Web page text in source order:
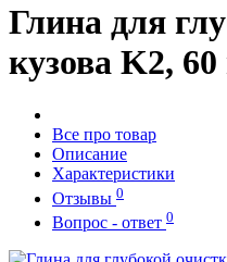
Глина для
кузова K2,
Все про товар
Описание
Характеристики
Отзывы 0
Вопрос - ответ 0